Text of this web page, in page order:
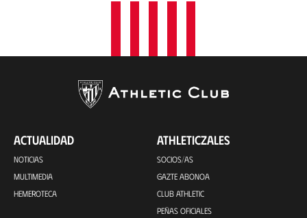
ACTUALIDAD
NOTICIAS
MULTIMEDIA
HEMEROTECA
ATHLETICZALES
SOCIOS/AS
GAZTE ABONOA
CLUB ATHLETIC
PEÑAS OFICIALES